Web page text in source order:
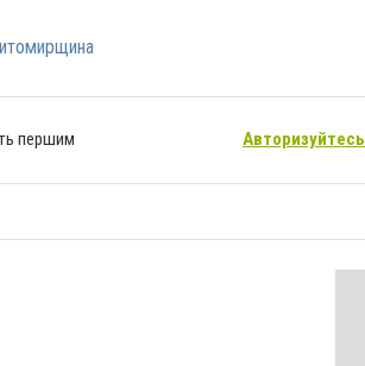
першим Авторизуйтесь